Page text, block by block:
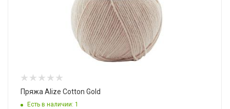
Пряжа Alize Cotton Gold
Есть в наличии: 1